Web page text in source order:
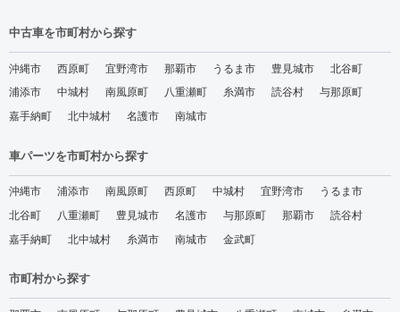
中古車を市町村から探す
沖縄市 西原町 宜野湾市 那覇市 うるま市 豊見城市
北谷町
浦添市
中城村 南風原町 八重瀬町 糸満市 読谷村
与那原町
嘉手納町
北中城村 名護市 南城市
車パーツを市町村から探す
沖縄市 浦添市 南風原町 西原町 中城村 宜野湾市
うるま市
北谷町
八重瀬町 豊見城市 名護市 与那原町 那覇市
読谷村
嘉手納町
北中城村 糸満市 南城市 金武町
市町村から探す